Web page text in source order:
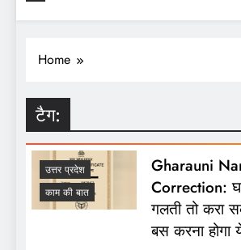
Home
टैग:
उत्तर प्रदेश
काम की बात
Gharauni
Correction:
गलती तो करा
बस करना होगा